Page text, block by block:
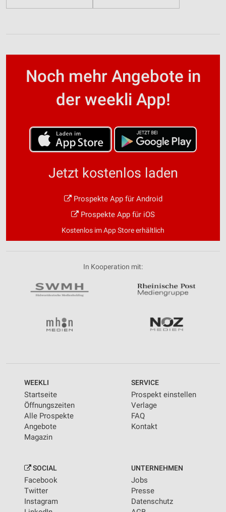
Noch mehr Angebote in
der weekli App!
Jetzt kostenlos laden
Prospekte App für Android
Prospekte App für iOS
Kostenlos im App Store erhältlich
In Kooperation mit:
WEEKLI
Startseite
Öffnungszeiten
Alle Prospekte
Angebote
Magazin
SERVICE
Prospekt einstellen
Verlage
FAQ
Kontakt
SOCIAL
Facebook
Twitter
Instagram
UNTERNEHMEN
Jobs
Presse
Datenschutz